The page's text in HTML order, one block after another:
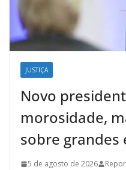
JUSTIÇA
Novo
morosidade,
sobre grandes
5 de agosto de 2026